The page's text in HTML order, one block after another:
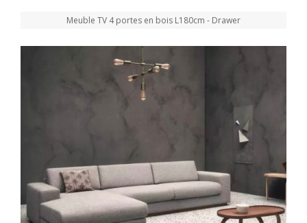
Meuble TV 4 portes en bois L180cm - Drawer